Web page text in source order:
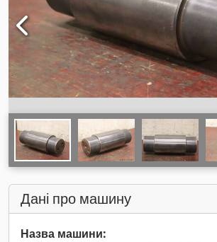
Дані про машину
Назва машини: